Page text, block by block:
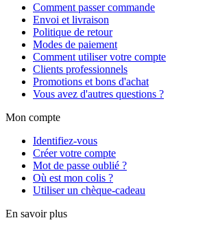
Comment passer commande
Envoi et livraison
Politique de retour
Modes de paiement
Comment utiliser votre compte
Clients professionnels
Promotions et bons d'achat
Vous avez d'autres questions ?
Mon compte
Identifiez-vous
Créer votre compte
Mot de passe oublié ?
Où est mon colis ?
Utiliser un chèque-cadeau
En savoir plus